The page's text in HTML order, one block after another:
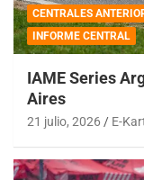
CENTRALES
INFORME CENTRAL
IAME Series
Aires
21 julio, 2026 E-